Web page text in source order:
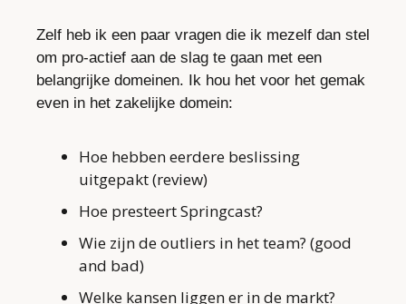
Zelf heb ik een paar vragen die ik mezelf dan stel
om pro-actief aan de slag te gaan met een
belangrijke domeinen. Ik hou het voor het gemak
even in het zakelijke domein:
Hoe hebben eerdere beslissing
uitgepakt (review)
Hoe presteert Springcast?
Wie zijn de outliers in het team? (good
and bad)
Welke kansen liggen er in de markt?